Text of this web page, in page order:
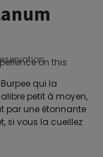
qui la
petit à moyen,
par une étonnante
si vous la cueillez
mois !
on this